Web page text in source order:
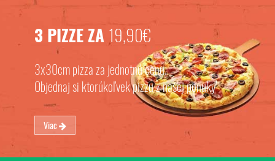
3 PIZZE ZA 19,90€
3x30cm pizza za jednotnú cenu.
Objednaj si ktorúkoľvek pizzu z našej ponuky
Viac